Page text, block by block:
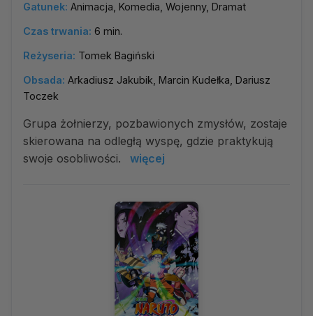
Gatunek: Animacja, Komedia, Wojenny, Dramat
Czas trwania: 6 min.
Reżyseria: Tomek Bagiński
Obsada: Arkadiusz Jakubik, Marcin Kudełka, Dariusz
Toczek
Grupa żołnierzy, pozbawionych zmysłów, zostaje
skierowana na odległą wyspę, gdzie praktykują
swoje osobliwości.
więcej